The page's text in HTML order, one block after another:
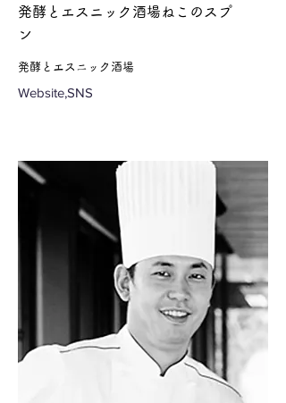
発酵とエスニック酒場ねこのスプ
ン
発酵とエスニック酒場
Website,SNS